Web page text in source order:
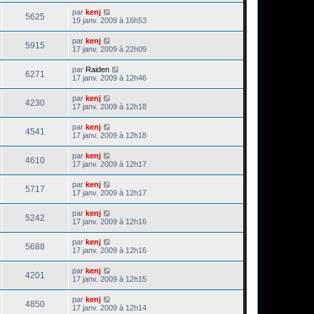
5625 par kenj
19 janv. 2009 à 16h53
5915 par kenj
17 janv. 2009 à 22h09
6271 par Raiden
17 janv. 2009 à 12h46
4230 par kenj
17 janv. 2009 à 12h18
4541 par kenj
17 janv. 2009 à 12h18
4610 par kenj
17 janv. 2009 à 12h17
5717 par kenj
17 janv. 2009 à 12h17
5242 par kenj
17 janv. 2009 à 12h16
5688 par kenj
17 janv. 2009 à 12h16
4201 par kenj
17 janv. 2009 à 12h15
4850 par kenj
17 janv. 2009 à 12h14